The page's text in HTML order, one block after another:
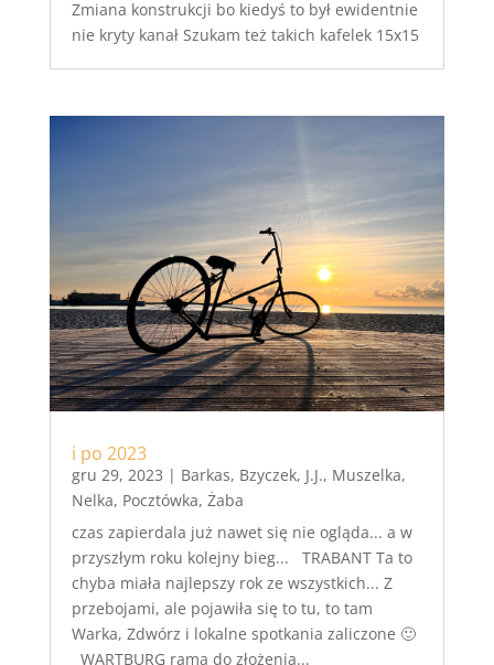
Zmiana konstrukcji bo kiedyś to był ewidentnie
nie kryty kanał Szukam też takich kafelek 15x15
i po 2023
gru 29, 2023 | Barkas, Bzyczek, J.J., Muszelka,
Nelka, Pocztówka, Żaba
czas zapierdala już nawet się nie ogląda... a w
przyszłym roku kolejny bieg... TRABANT Ta to
chyba miała najlepszy rok ze wszystkich... Z
przebojami, ale pojawiła się to tu, to tam
Warka, Zdwórz i lokalne spotkania zaliczone 🙂
WARTBURG rama do złożenia...